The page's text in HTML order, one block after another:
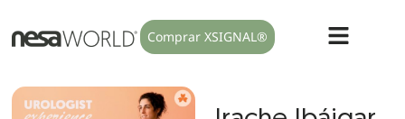
Comprar XSIGNAL®